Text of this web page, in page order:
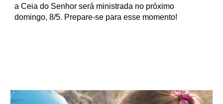
a Ceia do Senhor será ministrada no próximo
domingo, 8/5. Prepare-se para esse momento!